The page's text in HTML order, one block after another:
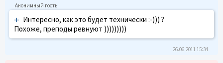
+ Интересно, как это будет технически :-))) ?
Похоже, преподы ревнуют )))))))))
26.06.2011 15:34